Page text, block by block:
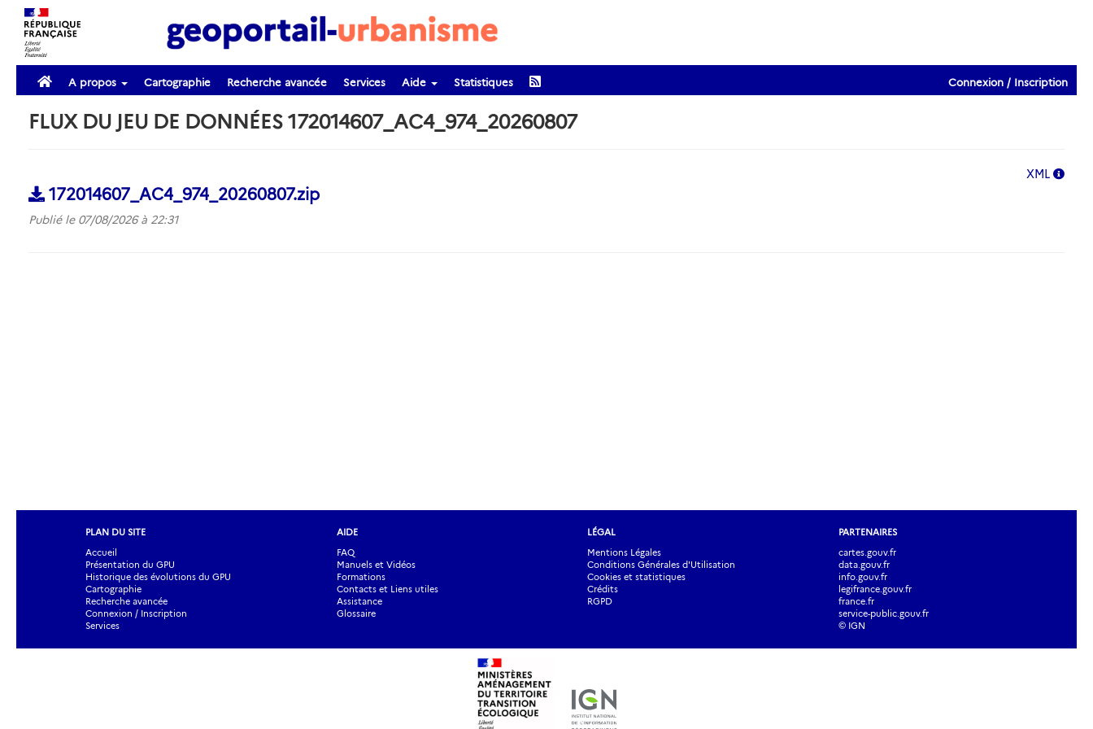
A propos Cartographie Recherche avancée Services Aide Statistiques Connexion / Inscription
FLUX DU JEU DE DONNÉES 172014607_AC4_974_20260807
XML
172014607_AC4_974_20260807.zip
Publié le 07/08/2026 à 22:31
PLAN DU SITE
Accueil
Présentation du GPU
Historique des évolutions du GPU
Cartographie
Recherche avancée
Connexion / Inscription
Services
AIDE
FAQ
Manuels et Vidéos
Formations
Contacts et Liens utiles
Assistance
Glossaire
LÉGAL
Mentions Légales
Conditions Générales d'Utilisation
Cookies et statistiques
Crédits
RGPD
PARTENAIRES
cartes.gouv.fr
data.gouv.fr
info.gouv.fr
legifrance.gouv.fr
france.fr
service-public.gouv.fr
© IGN